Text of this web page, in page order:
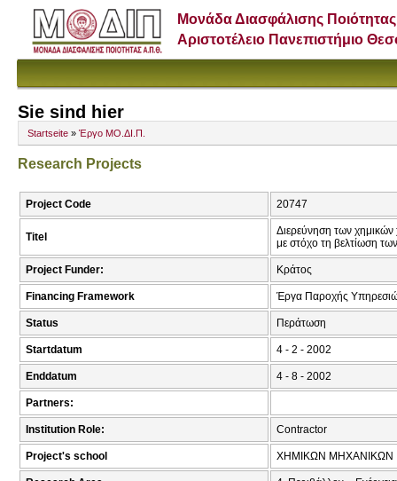
Μονάδα Διασφάλισης Ποιότητας
Αριστοτέλειο Πανεπιστήμιο
Sie sind hier
Startseite » Έργο ΜΟ.ΔΙ.Π.
Research Projects
Project Code 20747
Titel
Διερεύνηση των
με στόχο τη βελτίωση
Project Funder: Κράτος
Financing Framework Έργα Παροχής
Status Περάτωση
Startdatum 4 - 2 - 2002
Enddatum 4 - 8 - 2002
Partners:
Institution Role: Contractor
Project's school ΧΗΜΙΚΩΝ ΜΗΧΑΝΙΚΩΝ